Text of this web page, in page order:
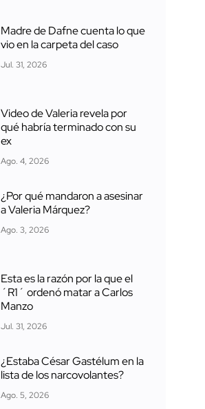
Madre de Dafne cuenta lo que
vio en la carpeta del caso
Jul. 31, 2026
Video de Valeria revela por
qué habría terminado con su
ex
Ago. 4, 2026
¿Por qué mandaron a asesinar
a Valeria Márquez?
Ago. 3, 2026
Esta es la razón por la que el
´R1´ ordenó matar a Carlos
Manzo
Jul. 31, 2026
¿Estaba César Gastélum en la
lista de los narcovolantes?
Ago. 5, 2026